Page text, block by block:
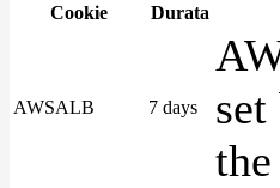
Cookie Durata
AWSALB 7 days